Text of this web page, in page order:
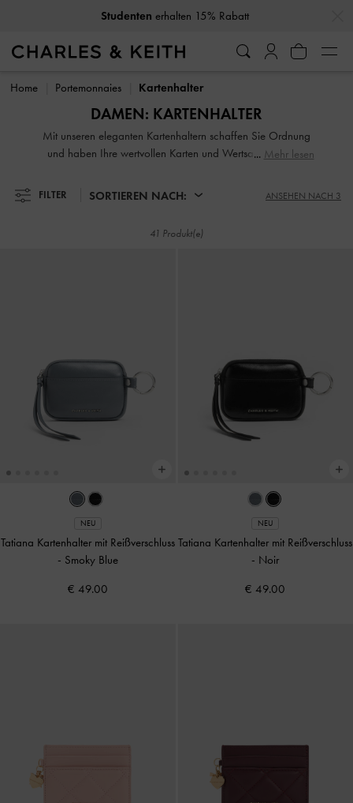
Studenten erhalten 15% Rabatt
Studentenerhalten 15% Rabatt
Home Portemonnaies Kartenhalter
DAMEN: KARTENHALTER
Mit unseren eleganten Kartenhaltern schaffen Sie Ordnung
und haben Ihre wertvollen Karten und Wertsachen immer
sind, brauchen Sie oft nur noch einen praktischen
Kartenhalter an Ihrer Seite. Ob Sie ein Design mit
bevorzugen, unsere Kartenhalter für Damen sind schlanke
Mehr lesen
FILTER SORTIEREN NACH: ANSEHEN NACH 3
41 Produkt(e)
NEU
Tatiana Kartenhalter mit Reißverschluss
- Smoky Blue
€ 49.00
NEU
Tatiana Kartenhalter mit Reißverschluss
- Noir
€ 49.00